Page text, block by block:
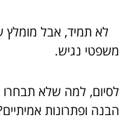
לא תמיד, אבל מומלץ
משפטי נגיש.
לסיום, למה שלא
הבנה ופתרונות